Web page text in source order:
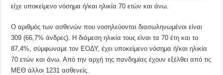
είχε υποκείμενο νόσημα ή/και ηλικία 70 ετών και άνω.
Ο αριθμός των ασθενών που νοσηλεύονται διασωληνωμένοι είναι
309 (66,7% άνδρες). Η διάμεση ηλικία τους είναι τα 70 έτη και το
87,4%, σύμφωναμε τον ΕΟΔΥ, έχει υποκείμενο νόσημα ή/και ηλικία
70 ετών και άνω. Από την αρχή της πανδημίας έχουν εξέλθει από τις
ΜΕΘ άλλοι 1231 ασθενείς.